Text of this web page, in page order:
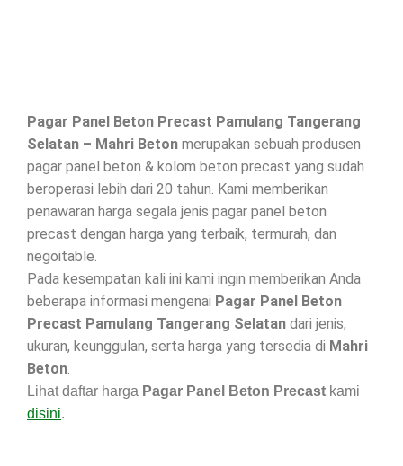
Pagar Panel Beton Precast Pamulang Tangerang
Selatan – Mahri Beton merupakan sebuah produsen
pagar panel beton & kolom beton precast yang sudah
beroperasi lebih dari 20 tahun. Kami memberikan
penawaran harga segala jenis pagar panel beton
precast dengan harga yang terbaik, termurah, dan
negoitable.
Pada kesempatan kali ini kami ingin memberikan Anda
beberapa informasi mengenai Pagar Panel Beton
Precast Pamulang Tangerang Selatan dari jenis,
ukuran, keunggulan, serta harga yang tersedia di Mahri
Beton
Lihat daftar harga Pagar Panel Beton Precast kami
disini.